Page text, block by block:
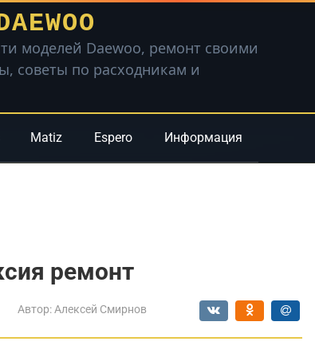
моделей Daewoo, ремонт своими
советы по расходникам и
Matiz Espero Информация
ремонт
Автор: Алексей Смирнов